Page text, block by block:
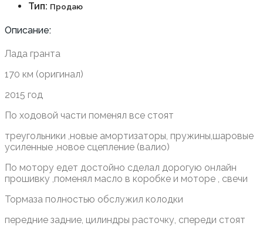
Тип: Продаю
Описание:
Лада гранта
170 км (оригинал)
2015 год
По ходовой части поменял все стоят
треугольники ,новые амортизаторы, пружины,шаровые
усиленные ,новое сцепление (валио)
По мотору едет достойно сделал дорогую онлайн
прошивку ,поменял масло в коробке и моторе , свечи
Тормаза полностью обслужил колодки
передние задние, цилиндры расточку, спереди стоят